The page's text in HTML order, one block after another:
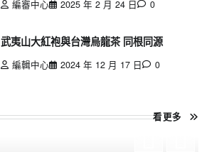
編審中心 2025 年 2 月 24 日 0
武夷山大紅袍與台灣烏龍茶 同根同源
編輯中心 2024 年 12 月 17 日 0
看更多